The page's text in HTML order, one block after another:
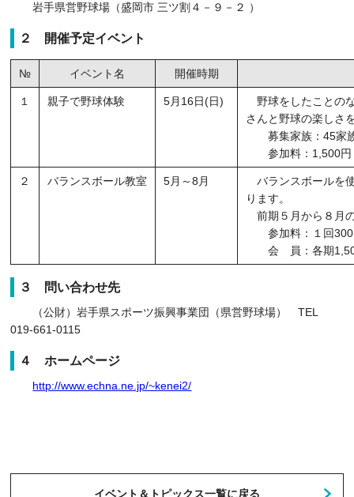
岩手県営野球場（盛岡市 三ツ割４－９－２ ）
２ 開催予定イベント
№ イベント名 開催時期
１ 親子で野球体験 5月16日(日)
野球をしたことの
さんと野球の楽しさ
募集家族：45家
参加料：1,500円
２ バランスボール教室 5月～8月
バランスボールを
ります。
前期５月から８月
参加料：１回300
会 員：各期1,500
３ 問い合わせ先
（公財）岩手県スポーツ振興事業団（県営野球場） TEL
019-661-0115
４ ホームページ
http://www.echna.ne.jp/~kenei2/
イベント＆トピックス一覧に戻る